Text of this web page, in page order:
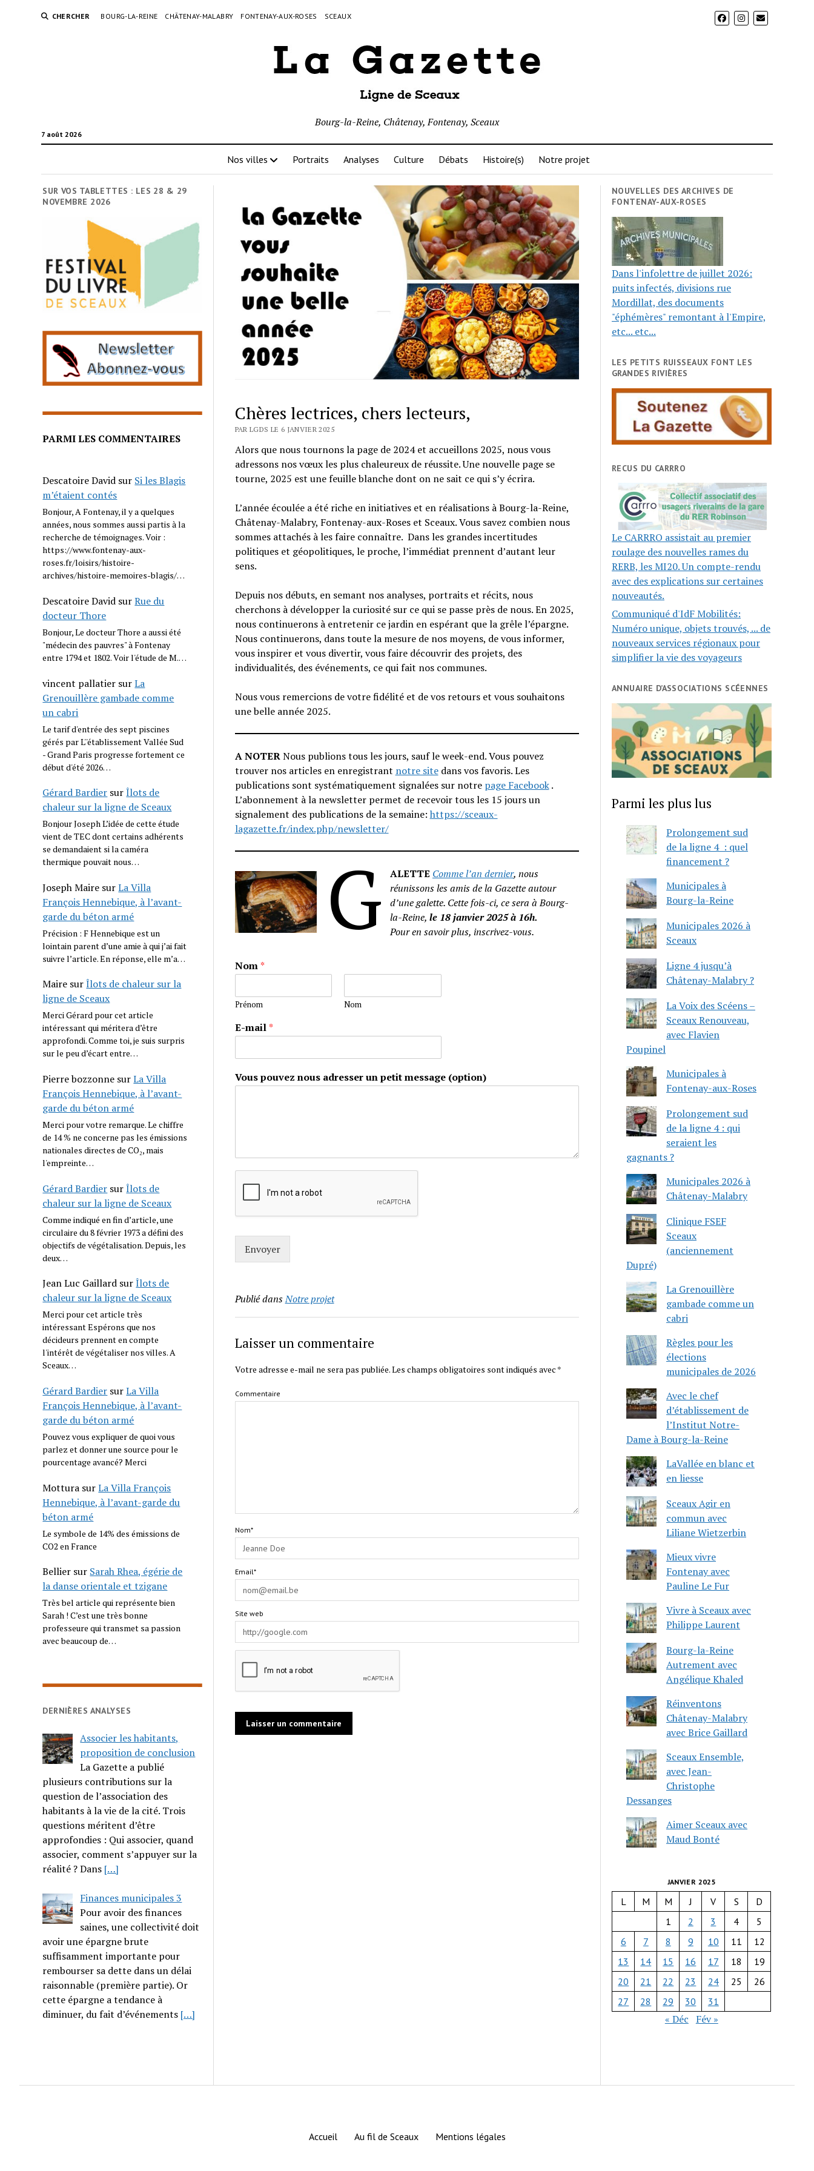
CHERCHER BOURG-LA-REINE CHÂTENAY-MALABRY FONTENAY-AUX-ROSES SCEAUX
7 août 2026
Bourg-la-Reine, Châtenay, Fontenay, Sceaux
Nos villes Portraits Analyses Culture Débats Histoire(s) Notre projet
SUR VOS TABLETTES : LES 28 & 29
NOVEMBRE 2026
PARMI LES COMMENTAIRES
Descatoire David sur Si les Blagis
m’étaient contés
Bonjour, A Fontenay, il y a quelques
années, nous sommes aussi partis à la
recherche de témoignages. Voir :
https://www.fontenay-aux-
roses.fr/loisirs/histoire-
archives/histoire-memoires-blagis/…
Descatoire David surRue du
docteur Thore
Bonjour, Le docteur Thore a aussi été
"médecin des pauvres" à Fontenay
entre 1794 et 1802. Voir l'étude de M.…
vincent pallatier surLa
Grenouillère gambade comme
un cabri
Le tarif d'entrée des sept piscines
gérés par L''établissement Vallée Sud
- Grand Paris progresse fortement ce
début d'été 2026…
Gérard Bardier surÎlots de
chaleur sur la ligne de Sceaux
Bonjour Joseph L’idée de cette étude
vient de TEC dont certains adhérents
se demandaient si la caméra
thermique pouvait nous…
Joseph Maire surLa Villa
François Hennebique, à l’avant-
garde du béton armé
Précision : F Hennebique est un
lointain parent d’une amie à qui j’ai fait
suivre l’article. En réponse, elle m’a…
Maire surÎlots de chaleur sur la
ligne de Sceaux
Merci Gérard pour cet article
intéressant qui méritera d’être
approfondi. Comme toi, je suis surpris
sur le peu d’écart entre…
Pierre bozzonne surLa Villa
François Hennebique, à l’avant-
garde du béton armé
Merci pour votre remarque. Le chiffre
de 14 % ne concerne pas les émissions
nationales directes de CO₂, mais
l'empreinte…
Gérard Bardier surÎlots de
chaleur sur la ligne de Sceaux
Comme indiqué en fin d’article, une
circulaire du 8 février 1973 a défini des
objectifs de végétalisation. Depuis, les
deux…
Jean Luc Gaillard surÎlots de
chaleur sur la ligne de Sceaux
Merci pour cet article très
intéressant Espérons que nos
décideurs prennent en compte
l'intérêt de végétaliser nos villes. A
Sceaux…
Gérard Bardier surLa Villa
François Hennebique, à l’avant-
garde du béton armé
Pouvez vous expliquer de quoi vous
parlez et donner une source pour le
pourcentage avancé? Merci
Mottura surLa Villa François
Hennebique, à l’avant-garde du
béton armé
Le symbole de 14% des émissions de
CO2 en France
Bellier sur Sarah Rhea, égérie de
la danse orientale et tzigane
Très bel article qui représente bien
Sarah ! C’est une très bonne
professeure qui transmet sa passion
avec beaucoup de…
DERNIÈRES ANALYSES
Associer les habitants,
proposition de conclusion
La Gazette a publié
plusieurs contributions sur la
question de l’association des
habitants à la vie de la cité. Trois
questions méritent d’être
approfondies : Qui associer, quand
associer, comment s’appuyer sur la
réalité ? Dans […]
Finances municipales 3
Pour avoir des finances
saines, une collectivité doit
avoir une épargne brute
suffisamment importante pour
rembourser sa dette dans un délai
raisonnable (première partie). Or
cette épargne a tendance à
diminuer, du fait d’événements […]
Chères lectrices, chers lecteurs,
PAR LGDS LE 6 JANVIER 2025
Alors que nous tournons la page de 2024 et accueillons 2025, nous vous
adressons nos vœux les plus chaleureux de réussite. Une nouvelle page se
tourne, 2025 est une feuille blanche dont on ne sait ce qui s’y écrira.
L’année écoulée a été riche en initiatives et en réalisations à Bourg-la-Reine,
Châtenay-Malabry, Fontenay-aux-Roses et Sceaux. Vous savez combien nous
sommes attachés à les faire connaître. Dans les grandes incertitudes
politiques et géopolitiques, le proche, l’immédiat prennent d’autant leur
sens.
Depuis nos débuts, en semant nos analyses, portraits et récits, nous
cherchons à développer la curiosité sur ce qui se passe près de nous. En 2025,
nous continuerons à entretenir ce jardin en espérant que la grêle l’épargne.
Nous continuerons, dans toute la mesure de nos moyens, de vous informer,
vous inspirer et vous divertir, vous faire découvrir des projets, des
individualités, des événements, ce qui fait nos communes.
Nous vous remercions de votre fidélité et de vos retours et vous souhaitons
une belle année 2025.
A NOTERNous publions tous les jours, sauf le week-end. Vous pouvez
trouver nos articles en enregistrant notre sitedans vos favoris. Les
publications sont systématiquement signalées sur notre page Facebook.
L’abonnement à la newsletter permet de recevoir tous les 15 jours un
signalement des publications de la semaine: https://sceaux-
lagazette.fr/index.php/newsletter/
G ALETTE Comme l’an dernier, nous
réunissons les amis de la Gazette autour
d’une galette. Cette fois-ci, ce sera à Bourg-
la-Reine, le 18 janvier 2025 à 16h.
Pour en savoir plus, inscrivez-vous.
Nom*
Prénom Nom
E-mail*
Vous pouvez nous adresser un petit message (option)
Envoyer
Publié dansNotre projet
Laisser un commentaire
Votre adresse e-mail ne sera pas publiée.Les champs obligatoires sont indiqués avec *
Commentaire
Nom*
Email*
Site web
NOUVELLES DES ARCHIVES DE
FONTENAY-AUX-ROSES
Dans l'infolettre de juillet 2026:
puits infectés, divisions rue
Mordillat, des documents
"éphémères" remontant à l'Empire,
etc... etc...
LES PETITS RUISSEAUX FONT LES
GRANDES RIVIÈRES
RECUS DU CARRRO
Le CARRRO assistait au premier
roulage des nouvelles rames du
RERB, les MI20. Un compte-rendu
avec des explications sur certaines
nouveautés.
Communiqué d'IdF Mobilités:
Numéro unique, objets trouvés, ... de
nouveaux services régionaux pour
simplifier la vie des voyageurs
ANNUAIRE D’ASSOCIATIONS SCÉENNES
Parmi les plus lus
Prolongement sud
de la ligne 4 : quel
financement ?
Municipales à
Bourg-la-Reine
Municipales 2026 à
Sceaux
Ligne 4 jusqu’à
Châtenay-Malabry ?
La Voix des Scéens –
Sceaux Renouveau,
avec Flavien
Poupinel
Municipales à
Fontenay-aux-Roses
Prolongement sud
de la ligne 4 : qui
seraient les
gagnants ?
Municipales 2026 à
Châtenay-Malabry
Clinique FSEF
Sceaux
(anciennement
Dupré)
La Grenouillère
gambade comme un
cabri
Règles pour les
élections
municipales de 2026
Avec le chef
d’établissement de
l’Institut Notre-
Dame à Bourg-la-Reine
LaVallée en blanc et
en liesse
Sceaux Agir en
commun avec
Liliane Wietzerbin
Mieux vivre
Fontenay avec
Pauline Le Fur
Vivre à Sceaux avec
Philippe Laurent
Bourg-la-Reine
Autrement avec
Angélique Khaled
Réinventons
Châtenay-Malabry
avec Brice Gaillard
Sceaux Ensemble,
avec Jean-
Christophe
Dessanges
Aimer Sceaux avec
Maud Bonté
JANVIER 2025
L M M J V S
D
1
2 3 4
5
6
7 8 9 10 11
12
13
14 15 16 17 18
19
20
21 22 23 24 25
26
27
28 29 30 31
« Déc Fév »
Accueil Au fil de Sceaux Mentions légales